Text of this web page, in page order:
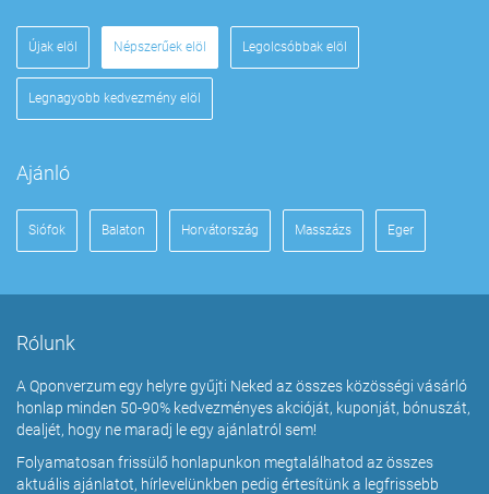
Újak elöl Népszerűek elöl Legolcsóbbak elöl
Legnagyobb kedvezmény elöl
Ajánló
Siófok Balaton Horvátország Masszázs Eger
Rólunk
A Qponverzum egy helyre gyűjti Neked az összes közösségi vásárló
honlap minden 50-90% kedvezményes akcióját, kuponját, bónuszát,
dealjét, hogy ne maradj le egy ajánlatról sem!
Folyamatosan frissülő honlapunkon megtalálhatod az összes
aktuális ajánlatot, hírlevelünkben pedig értesítünk a legfrissebb